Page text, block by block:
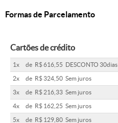
Formas de Parcelamento
Cartões de crédito
1x de R$ 616,55 DESCONTO 30dias
2x de R$ 324,50 Sem juros
3x de R$ 216,33 Sem juros
4x de R$ 162,25 Sem juros
5x de R$ 129,80 Sem juros